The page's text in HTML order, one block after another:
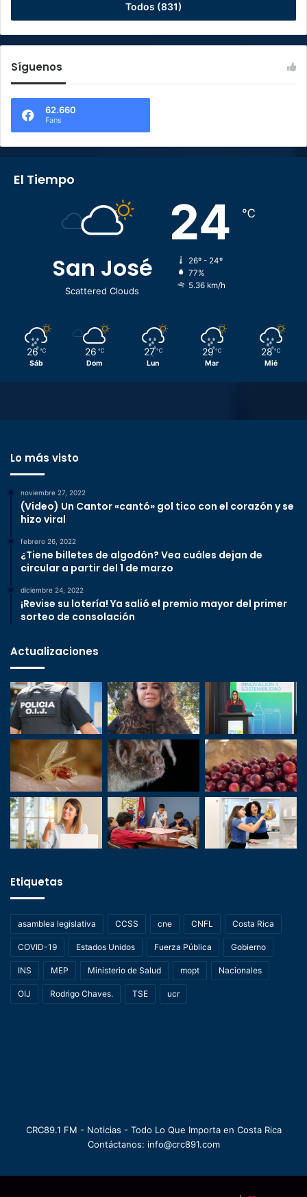
Todos (831)
Síguenos
62.660
Fans
El Tiempo
San José
Scattered Clouds
24 ℃
26º - 24º
77%
5.36 km/h
26 ℃
Sáb
26 ℃
Dom
27 ℃
Lun
29 ℃
Mar
28 ℃
Mié
Lo más visto
noviembre 27, 2022
(Video) Un Cantor «cantó» gol tico con el corazón y se
hizo viral
febrero 26, 2022
¿Tiene billetes de algodón? Vea cuáles dejan de
circular a partir del 1 de marzo
diciembre 24, 2022
¡Revise su lotería! Ya salió el premio mayor del primer
sorteo de consolación
Actualizaciones
Etiquetas
asamblea legislativa CCSS cne CNFL Costa Rica
COVID-19 Estados Unidos Fuerza Pública Gobierno
INS MEP Ministerio de Salud mopt Nacionales
OIJ Rodrigo Chaves. TSE ucr
CRC89.1 FM - Noticias - Todo Lo Que Importa en Costa Rica
Contáctanos: info@crc891.com